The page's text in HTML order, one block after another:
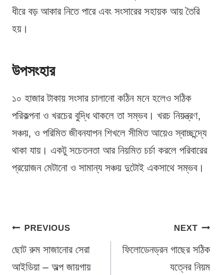
ধীরে বড় আকার নিতে পারে এবং সংসারের সহায়ক আয় তৈরি
হয়।
উপসংহার
১০ হাজার টাকায় সংসার চালানো কঠিন মনে হলেও সঠিক
পরিকল্পনা ও খরচের বুদ্ধি থাকলে তা সম্ভব। খরচ নিয়ন্ত্রণ,
সঞ্চয়, ও পরিমিত জীবনযাপন শিখলে সীমিত আয়েও স্বাচ্ছন্দ্যে
থাকা যায়। একটু সচেতনতা আর নিয়মিত চর্চা করলে পরিবারের
প্রয়োজন মেটানো ও সামান্য সঞ্চয় দুটোই একসাথে সম্ভব।
Post
navigation
PREVIOUS
ছোট রুম সাজানোর সেরা
আইডিয়া – অল্প জায়গায়
NEXT
ফিলোডেনড্রন গাছের সঠিক
যত্নের নিয়ম